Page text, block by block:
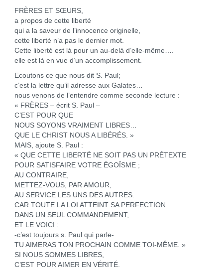
FRÈRES ET SŒURS,
a propos de cette liberté
qui a la saveur de l’innocence originelle,
cette liberté n’a pas le dernier mot.
Cette liberté est là pour un au-delà d’elle-même….
elle est là en vue d’un accomplissement.
Ecoutons ce que nous dit S. Paul;
c’est la lettre qu’il adresse aux Galates…
nous venons de l’entendre comme seconde lecture :
« FRÈRES – écrit S. Paul –
C’EST POUR QUE
NOUS SOYONS VRAIMENT LIBRES…
QUE LE CHRIST NOUS A LIBÉRÉS. »
MAIS, ajoute S. Paul :
« QUE CETTE LIBERTÉ NE SOIT PAS UN PRÉTEXTE
POUR SATISFAIRE VOTRE ÉGOÏSME ;
AU CONTRAIRE,
METTEZ-VOUS, PAR AMOUR,
AU SERVICE LES UNS DES AUTRES.
CAR TOUTE LA LOI ATTEINT SA PERFECTION
DANS UN SEUL COMMANDEMENT,
ET LE VOICI :
-c’est toujours s. Paul qui parle-
TU AIMERAS TON PROCHAIN COMME TOI-MÊME. »
SI NOUS SOMMES LIBRES,
C’EST POUR AIMER EN VÉRITÉ.